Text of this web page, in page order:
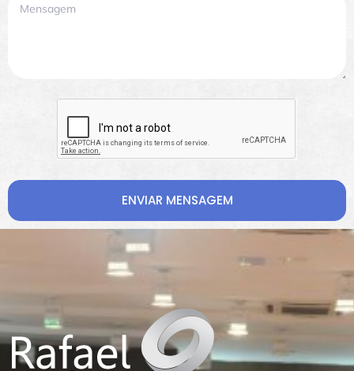
ENVIAR MENSAGEM